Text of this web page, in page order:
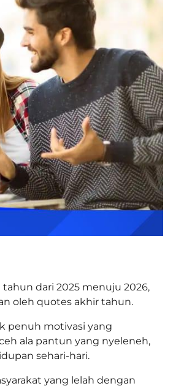
dari 2025 menuju 2026,
oleh quotes akhir tahun.
penuh motivasi yang
ala pantun yang nyeleneh,
sehari-hari.
yang lelah dengan